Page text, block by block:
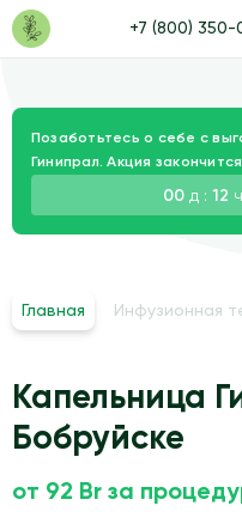
+7 (800) 350-
Позаботьтесь о себе с
Гинипрал. Акция
00д : 12
Главная Инфузионная
Капельница
Бобруйске
от 92 Br за